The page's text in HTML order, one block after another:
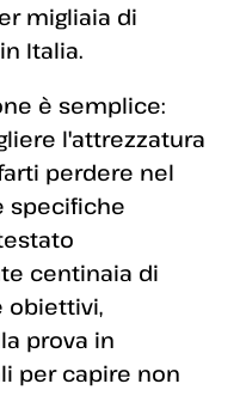
migliaia di
Italia.
è semplice:
l'attrezzatura
perdere nel
specifiche
centinaia di
obiettivi,
prova in
per capire non